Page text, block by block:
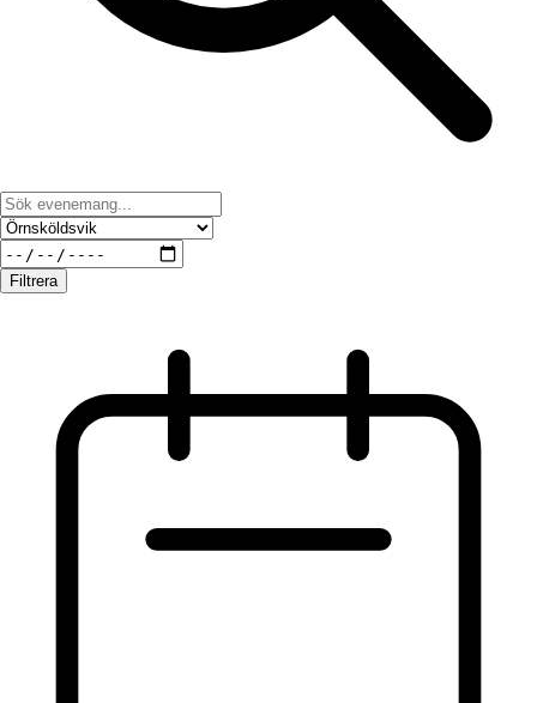
Filtrera